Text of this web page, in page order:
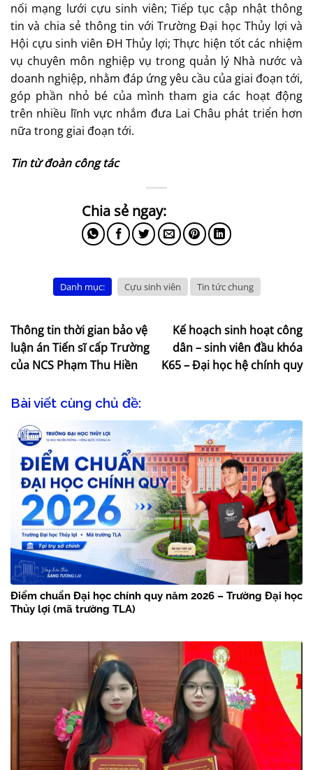
nối mạng lưới cựu sinh viên; Tiếp tục cập nhật thông
tin và chia sẻ thông tin với Trường Đại học Thủy lợi và
Hội cựu sinh viên ĐH Thủy lợi; Thực hiện tốt các nhiệm
vụ chuyên môn nghiệp vụ trong quản lý Nhà nước và
doanh nghiệp, nhằm đáp ứng yêu cầu của giai đoạn tới,
góp phần nhỏ bé của mình tham gia các hoạt động
trên nhiều lĩnh vực nhắm đưa Lai Châu phát triển hơn
nữa trong giai đoạn tới.
Tin từ đoàn công tác
Danh mục: Cựu sinh viên Tin tức chung
Thông tin thời gian bảo vệ
luận án Tiến sĩ cấp Trường
của NCS Phạm Thu Hiền
Kế hoạch sinh hoạt công
dân – sinh viên đầu khóa
K65 – Đại học hệ chính quy
Bài viết cùng chủ đề:
Điểm chuẩn Đại học chính quy năm 2026 – Trường Đại học
Thủy lợi (mã trường TLA)